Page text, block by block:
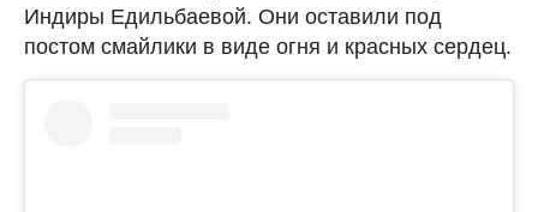
Индиры Едильбаевой. Они оставили под
постом смайлики в виде огня и красных сердец.